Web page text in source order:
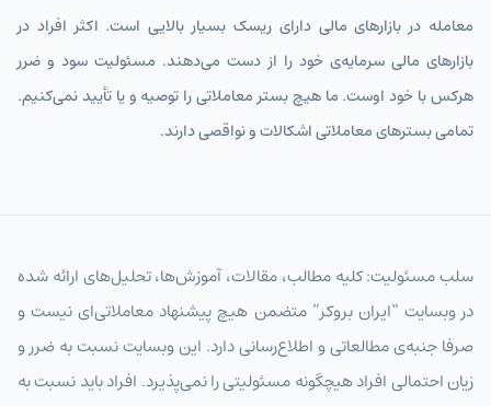
معامله در بازارهای مالی دارای ریسک بسیار بالایی است. اکثر افراد در
بازارهای مالی سرمایه‌ی خود را از دست می‌دهند. مسئولیت سود و ضرر
هرکس با خود اوست. ما هیچ بستر معاملاتی را توصیه و یا تأیید نمی‌کنیم.
تمامی بسترهای معاملاتی اشکالات و نواقصی دارند.
سلب مسئولیت: کلیه مطالب، مقالات، آموزش‌ها، تحلیل‌های ارائه شده
در وبسایت “ایران بروکر” متضمن هیچ پیشنهاد معاملاتی‌ای نیست و
صرفا جنبه‌ی مطالعاتی و اطلاع‌رسانی دارد. این وبسایت نسبت به ضرر و
زیان احتمالی افراد هیچگونه مسئولیتی را نمی‌پذیرد. افراد باید نسبت به